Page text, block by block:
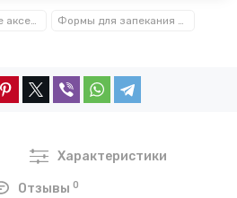
Посуда, кухонные аксессуары и принадлежности TM Kamille TM Ofenbach Формы для запекания и выпечки металлические Kamille™ Ofenbach™
Характеристики
Отзывы0